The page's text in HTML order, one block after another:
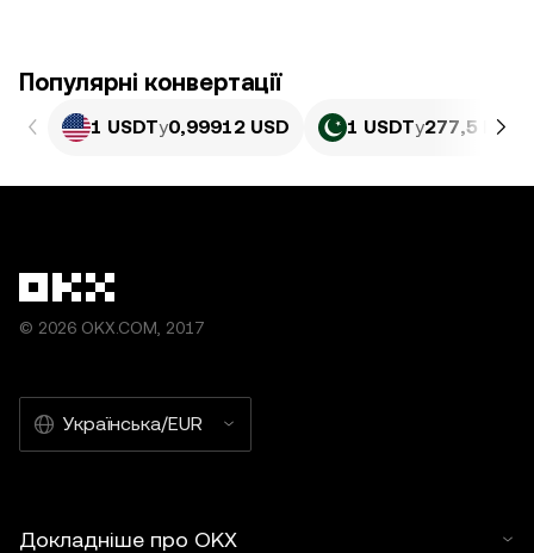
Популярні конвертації
1 USDTу0,99912 USD 1 USDTу277,5 PKR
© 2026 OKX.COM, 2017
Українська/EUR
Докладніше про OKX